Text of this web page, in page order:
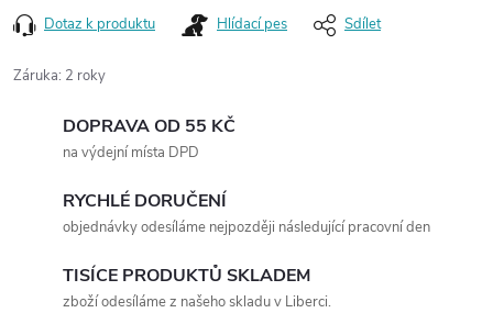
Dotaz k produktu Hlídací pes Sdílet
Záruka: 2 roky
DOPRAVA OD 55 KČ
na výdejní místa DPD
RYCHLÉ DORUČENÍ
objednávky odesíláme nejpozději následující pracovní den
TISÍCE PRODUKTŮ SKLADEM
zboží odesíláme z našeho skladu v Liberci.